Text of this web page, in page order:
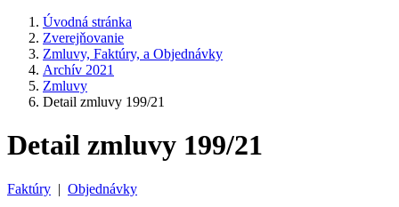
Úvodná stránka
Zverejňovanie
Zmluvy, Faktúry, a Objednávky
Archív 2021
Zmluvy
Detail zmluvy 199/21
Detail zmluvy 199/21
Faktúry | Objednávky